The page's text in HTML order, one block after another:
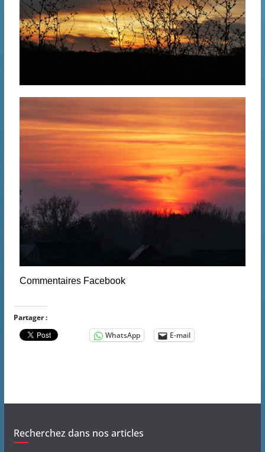
Commentaires Facebook
Partager :
WhatsApp
E-mail
Recherchez dans nos articles